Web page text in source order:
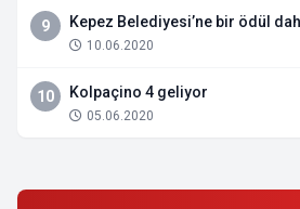
9 Kepez Belediyesi’ne bir ödül
10.06.2020
10 Kolpaçino 4 geliyor
05.06.2020